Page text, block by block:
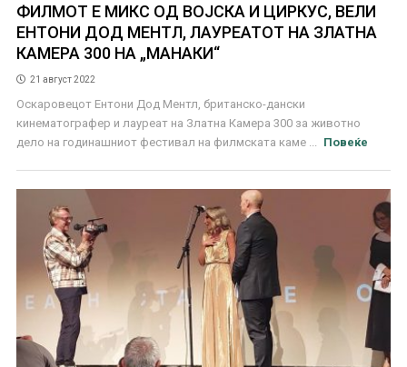
ФИЛМОТ Е МИКС ОД ВОЈСКА И ЦИРКУС, ВЕЛИ
ЕНТОНИ ДОД МЕНТЛ, ЛАУРЕАТОТ НА ЗЛАТНА
КАМЕРА 300 НА „МАНАКИ“
21 август 2022
Оскаровецот Ентони Дод Ментл, британско-дански
кинематографер и лауреат на Златна Камера 300 за животно
дело на годинашниот фестивал на филмската каме ...
Повеќе